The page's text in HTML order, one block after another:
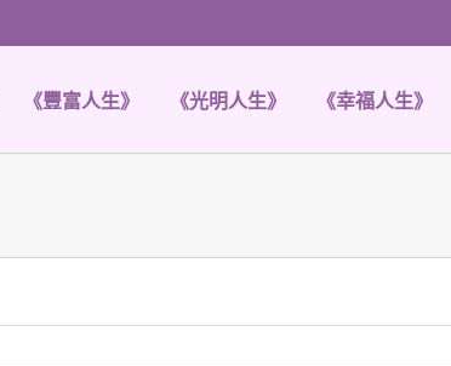
《豐富人生》 《光明人生》 《幸福人生》